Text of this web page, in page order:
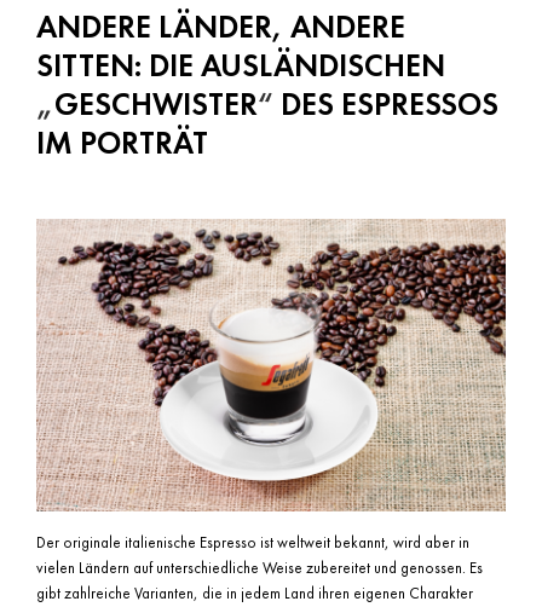
ANDERE LÄNDER, ANDERE
SITTEN: DIE AUSLÄNDISCHEN
„GESCHWISTER“ DES ESPRESSOS
IM PORTRÄT
Der originale italienische Espresso ist weltweit bekannt, wird aber in
vielen Ländern auf unterschiedliche Weise zubereitet und genossen. Es
gibt zahlreiche Varianten, die in jedem Land ihren eigenen Charakter